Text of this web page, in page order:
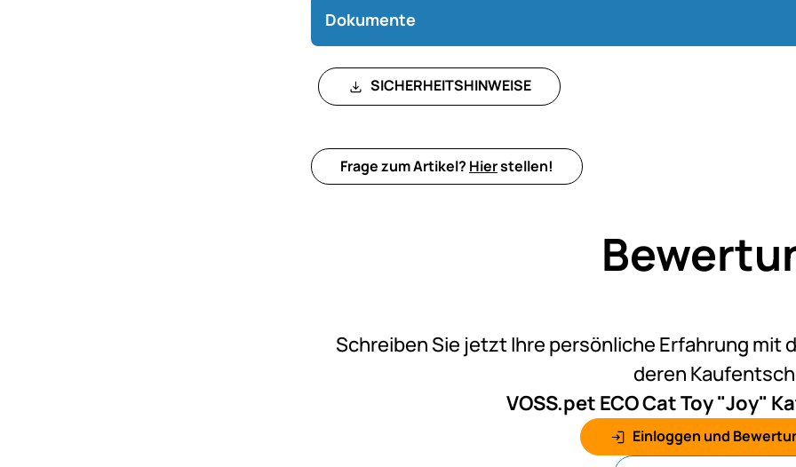
Dokumente
SICHERHEITSHINWEISE
Frage zum Artikel? Hierstellen!
Schreiben Sie jetzt Ihre persönliche Erfahrung mit
deren
VOSS.pet ECO Cat Toy "Joy"
Einloggen und